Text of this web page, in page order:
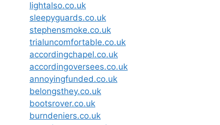
lightalso.co.uk
sleepyguards.co.uk
stephensmoke.co.uk
trialuncomfortable.co.uk
accordingchapel.co.uk
accordingoversees.co.uk
annoyingfunded.co.uk
belongsthey.co.uk
bootsrover.co.uk
burndeniers.co.uk